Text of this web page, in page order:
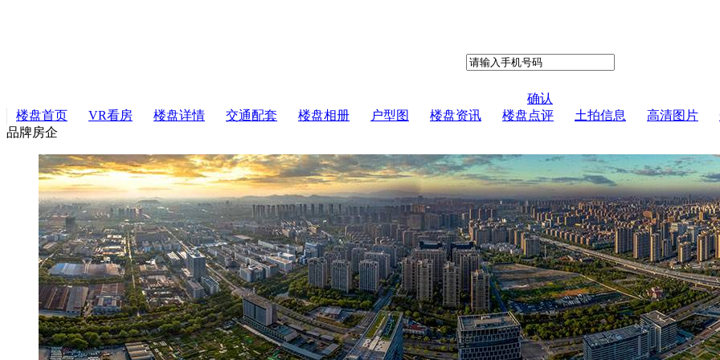
确认
楼盘首页
VR看房 楼盘详情 交通配套 楼盘相册 户型图 楼盘资讯 楼盘点评 土拍信息 高清图片
品牌房企